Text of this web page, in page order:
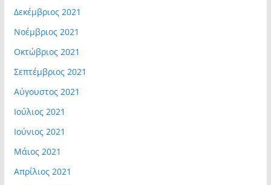
Δεκέμβριος 2021
Νοέμβριος 2021
Οκτώβριος 2021
Σεπτέμβριος 2021
Αύγουστος 2021
Ιούλιος 2021
Ιούνιος 2021
Μάιος 2021
Απρίλιος 2021